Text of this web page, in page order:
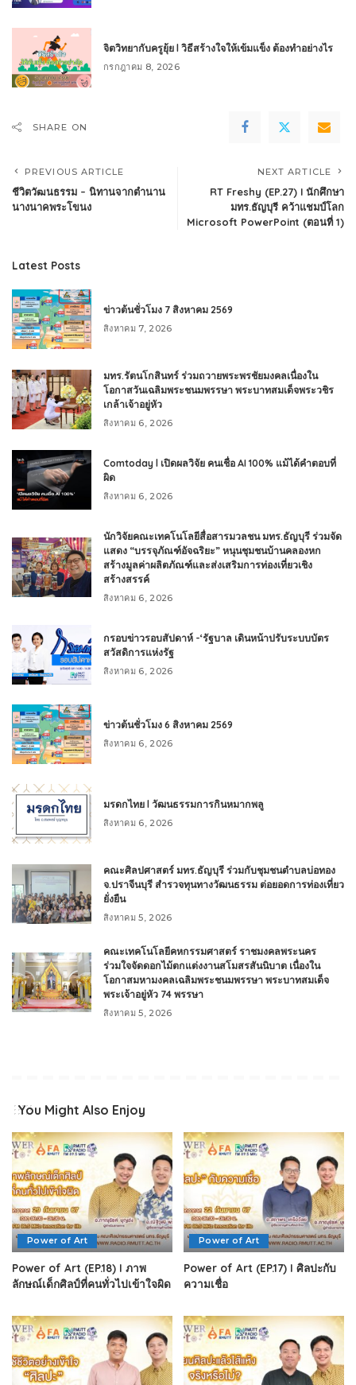
จิตวิทยากับครูยุ้ย l วิธีสร้างใจให้เข้มแข็ง ต้องทำอย่างไร
กรกฎาคม 8, 2026
SHARE ON
PREVIOUS ARTICLE
ชีวิตวัฒนธรรม – นิทานจากตำนาน
นางนาคพระโขนง
NEXT ARTICLE
RT Freshy (EP.27) I นักศึกษา
มทร.ธัญบุรี คว้าแชมป์โลก
Microsoft PowerPoint (ตอนที่ 1)
Latest Posts
ข่าวต้นชั่วโมง 7 สิงหาคม 2569
สิงหาคม 7, 2026
มทร.รัตนโกสินทร์ ร่วมถวายพระพรชัยมงคลเนื่องใน
โอกาสวันเฉลิมพระชนมพรรษา พระบาทสมเด็จพระวชิร
เกล้าเจ้าอยู่หัว
สิงหาคม 6, 2026
Comtoday l เปิดผลวิจัย คนเชื่อ AI 100% แม้ได้คำตอบที่
ผิด
สิงหาคม 6, 2026
นักวิจัยคณะเทคโนโลยีสื่อสารมวลชน มทร.ธัญบุรี ร่วมจัด
แสดง “บรรจุภัณฑ์อัจฉริยะ” หนุนชุมชนบ้านคลองหก
สร้างมูลค่าผลิตภัณฑ์และส่งเสริมการท่องเที่ยวเชิง
สร้างสรรค์
สิงหาคม 6, 2026
กรอบข่าวรอบสัปดาห์ -‘รัฐบาล เดินหน้าปรับระบบบัตร
สวัสดิการแห่งรัฐ
สิงหาคม 6, 2026
ข่าวต้นชั่วโมง 6 สิงหาคม 2569
สิงหาคม 6, 2026
มรดกไทย l วัฒนธรรมการกินหมากพลู
สิงหาคม 6, 2026
คณะศิลปศาสตร์ มทร.ธัญบุรี ร่วมกับชุมชนตำบลบ่อทอง
จ.ปราจีนบุรี สำรวจทุนทางวัฒนธรรม ต่อยอดการท่องเที่ยว
ยั่งยืน
สิงหาคม 5, 2026
คณะเทคโนโลยีคหกรรมศาสตร์ ราชมงคลพระนคร
ร่วมใจจัดดอกไม้ตกแต่งงานสโมสรสันนิบาต เนื่องใน
โอกาสมหามงคลเฉลิมพระชนมพรรษา พระบาทสมเด็จ
พระเจ้าอยู่หัว 74 พรรษา
สิงหาคม 5, 2026
You Might Also Enjoy
Power of Art
Power of Art (EP.18) I ภาพ
ลักษณ์เด็กศิลป์ที่คนทั่วไปเข้าใจผิด
Power of Art
Power of Art (EP.17) I ศิลปะกับ
ความเชื่อ